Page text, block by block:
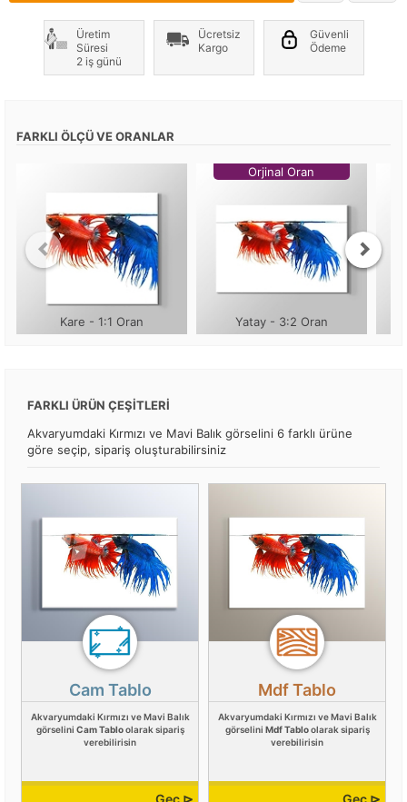
Üretim
Süresi
2 iş günü
Ücretsiz
Kargo
Güvenli
Ödeme
FARKLI ÖLÇÜ VE ORANLAR
Kare - 1:1 Oran
Orjinal Oran
Yatay - 3:2 Oran
FARKLI ÜRÜN ÇEŞİTLERİ
Akvaryumdaki Kırmızı ve Mavi Balık görselini 6 farklı ürüne
göre seçip, sipariş oluşturabilirsiniz
Cam Tablo
Akvaryumdaki Kırmızı ve Mavi Balık
görselini Cam Tabloolarak sipariş
verebilirisin
Geç ⊳
Mdf Tablo
Akvaryumdaki Kırmızı ve Mavi Balık
görselini Mdf Tabloolarak sipariş
verebilirisin
Geç ⊳